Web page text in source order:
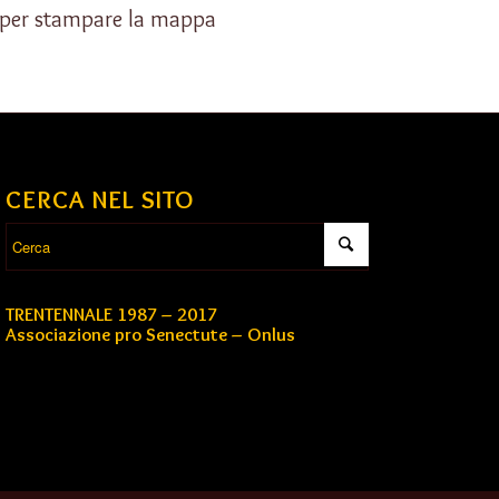
stampare la mappa
CERCA NEL SITO
TRENTENNALE 1987 – 2017
Associazione pro Senectute – Onlus